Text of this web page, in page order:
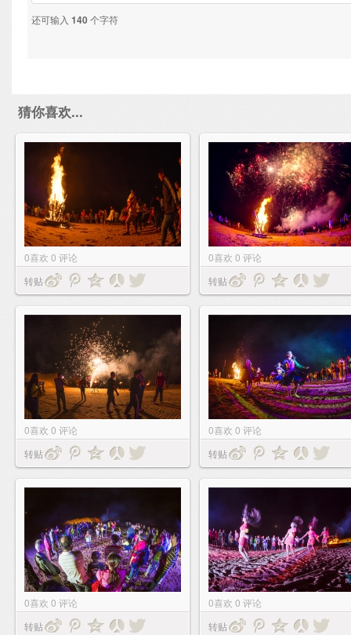
还可输入 140个字符
猜你喜欢...
0喜欢 0 评论
转贴
0喜欢 0 评论
转贴
0喜欢 0 评论
转贴
0喜欢 0 评论
转贴
0喜欢 0 评论
转贴
0喜欢 0 评论
转贴